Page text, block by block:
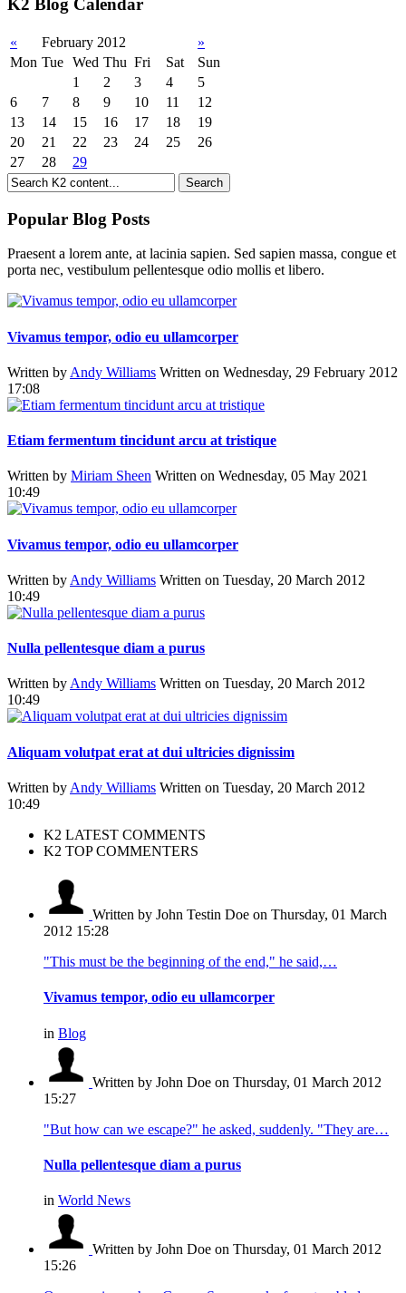
K2 Blog Calendar
« February 2012
»
Mon Tue Wed Thu Fri Sat
Sun
1
2 3 4
5
6
7 8 9 10 11
12
13
14 15 16 17 18
19
20
21 22 23 24 25
26
27
28 29
Popular Blog Posts
Praesent a lorem ante, at lacinia sapien. Sed sapien massa, congue et
porta nec, vestibulum pellentesque odio mollis et libero.
Vivamus tempor, odio eu ullamcorper
Written by Andy Williams Written on Wednesday, 29 February 2012
17:08
Etiam fermentum tincidunt arcu at tristique
Written by Miriam Sheen Written on Wednesday, 05 May 2021
10:49
Vivamus tempor, odio eu ullamcorper
Written by Andy Williams Written on Tuesday, 20 March 2012
10:49
Nulla pellentesque diam a purus
Written byAndy Williams Written on Tuesday, 20 March 2012
10:49
Aliquam volutpat erat at dui ultricies dignissim
Written by Andy Williams Written on Tuesday, 20 March 2012
10:49
K2 LATEST COMMENTS
K2 TOP COMMENTERS
Written by John Testin Doe on Thursday, 01 March
2012 15:28
"This must be the beginning of the end," he said,…
Vivamus tempor, odio eu ullamcorper
in Blog
Written by John Doe on Thursday, 01 March 2012
15:27
"But how can we escape?" he asked, suddenly. "They are…
Nulla pellentesque diam a purus
in World News
Written by John Doe on Thursday, 01 March 2012
15:26